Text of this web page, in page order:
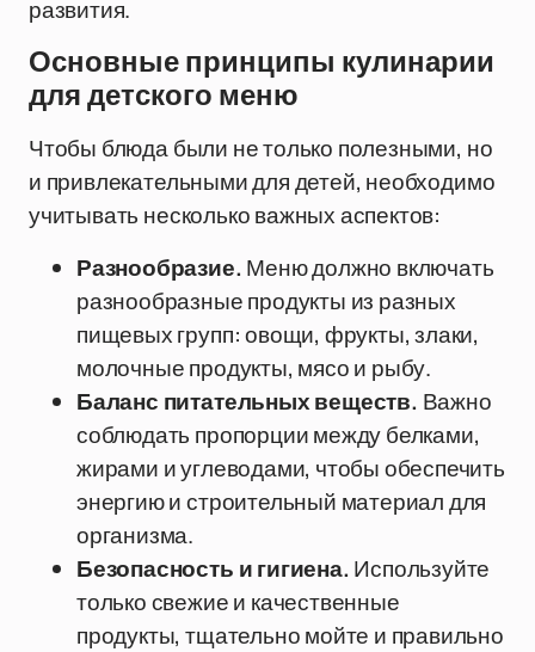
развития.
Основные принципы кулинарии
для детского меню
Чтобы блюда были не только полезными, но
и привлекательными для детей, необходимо
учитывать несколько важных аспектов:
Разнообразие. Меню должно включать
разнообразные продукты из разных
пищевых групп: овощи, фрукты, злаки,
молочные продукты, мясо и рыбу.
Баланс питательных веществ. Важно
соблюдать пропорции между белками,
жирами и углеводами, чтобы обеспечить
энергию и строительный материал для
организма.
Безопасность и гигиена. Используйте
только свежие и качественные
продукты, тщательно мойте и правильно